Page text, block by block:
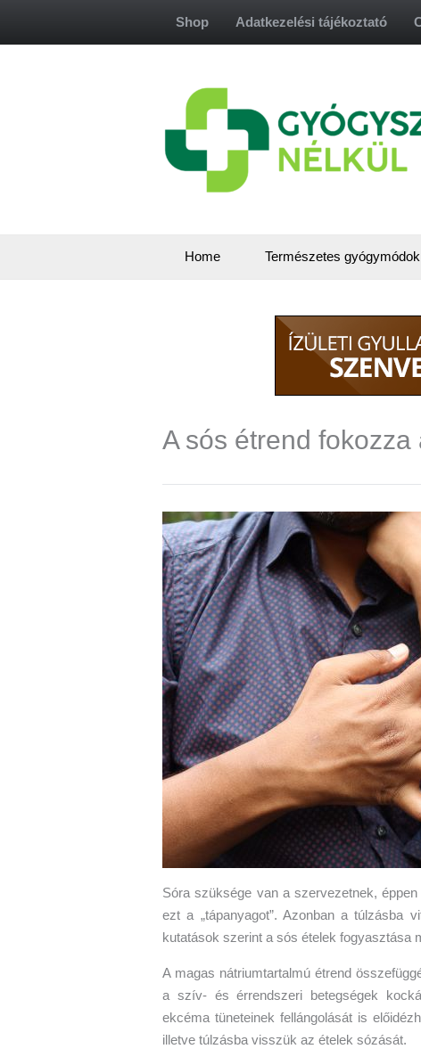
Shop Adatkezelési tájékoztató
Home Természetes gyógymódok
A sós étrend
Sóra szüksége van a szervezetnek,
ezt a „tápanyagot”. Azonban a túlzásba
kutatások szerint a sós ételek fogyasztása
A magas nátriumtartalmú étrend
a szív- és érrendszeri betegségek
ekcéma tüneteinek fellángolását is
illetve túlzásba visszük az ételek sózását.